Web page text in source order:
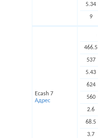
5.34
9
Ecash 7
Адрес
466.5
537
5.43
624
560
2.6
68.5
3.7